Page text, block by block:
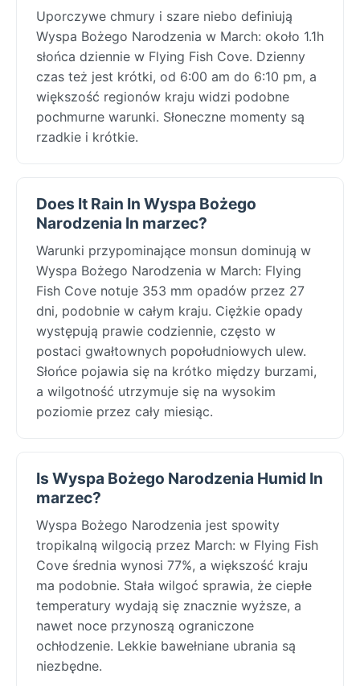
Uporczywe chmury i szare niebo definiują
Wyspa Bożego Narodzenia w March: około 1.1h
słońca dziennie w Flying Fish Cove. Dzienny
czas też jest krótki, od 6:00 am do 6:10 pm, a
większość regionów kraju widzi podobne
pochmurne warunki. Słoneczne momenty są
rzadkie i krótkie.
Does It Rain In Wyspa Bożego
Narodzenia In marzec?
Warunki przypominające monsun dominują w
Wyspa Bożego Narodzenia w March: Flying
Fish Cove notuje 353 mm opadów przez 27
dni, podobnie w całym kraju. Ciężkie opady
występują prawie codziennie, często w
postaci gwałtownych popołudniowych ulew.
Słońce pojawia się na krótko między burzami,
a wilgotność utrzymuje się na wysokim
poziomie przez cały miesiąc.
Is Wyspa Bożego Narodzenia Humid In
marzec?
Wyspa Bożego Narodzenia jest spowity
tropikalną wilgocią przez March: w Flying Fish
Cove średnia wynosi 77%, a większość kraju
ma podobnie. Stała wilgoć sprawia, że ciepłe
temperatury wydają się znacznie wyższe, a
nawet noce przynoszą ograniczone
ochłodzenie. Lekkie bawełniane ubrania są
niezbędne.